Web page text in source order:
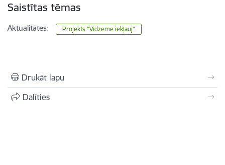
Saistītas tēmas
Aktualitātes: Projekts “Vidzeme iekļauj”
Drukāt lapu
Dalīties